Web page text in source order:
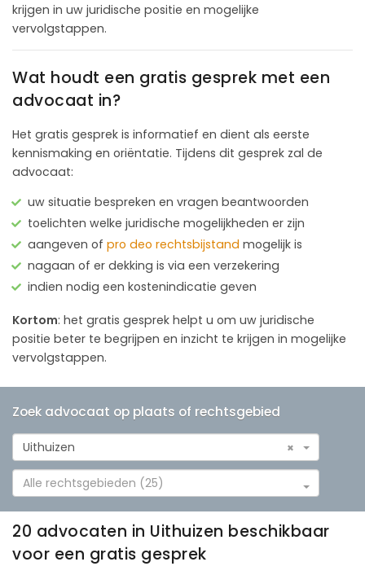
krijgen in uw juridische positie en mogelijke
vervolgstappen.
Wat houdt een gratis gesprek met een
advocaat in?
Het gratis gesprek is informatief en dient als eerste
kennismaking en oriëntatie. Tijdens dit gesprek zal de
advocaat:
uw situatie bespreken en vragen beantwoorden
toelichten welke juridische mogelijkheden er zijn
aangeven of pro deo rechtsbijstand mogelijk is
nagaan of er dekking is via een verzekering
indien nodig een kostenindicatie geven
Kortom: het gratis gesprek helpt u om uw juridische
positie beter te begrijpen en inzicht te krijgen in mogelijke
vervolgstappen.
Zoek advocaat op plaats of rechtsgebied
×
Uithuizen
Alle rechtsgebieden (25)
20 advocaten in Uithuizen beschikbaar
voor een gratis gesprek